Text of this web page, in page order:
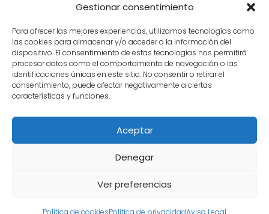
Gestionar consentimiento
Para ofrecer las mejores experiencias, utilizamos tecnologías como
las cookies para almacenar y/o acceder a la información del
dispositivo. El consentimiento de estas tecnologías nos permitirá
procesar datos como el comportamiento de navegación o las
identificaciones únicas en este sitio. No consentir o retirar el
consentimiento, puede afectar negativamente a ciertas
características y funciones.
Aceptar
Denegar
Ver preferencias
Política de cookiesPolítica de privacidadAviso Legal
Añadas, crianza y guarda
Bodegas y marcas de
Comprar vino
Rioja y guías de regalo
Cultura del vino y
curiosidades
Enoturismo en Rioja
Maridajes y vino en la mesa
Tiendas de vino por
ciudades
Tipos de Rioja y clasificación
bodegas por área
|Política de Cookies
Sitemap XML· Sitemap HTML